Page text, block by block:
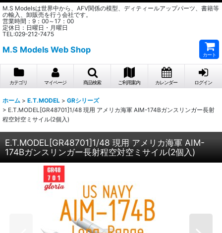
M.S Modelsは世界中から、AFV関係の模型、ディティールアップパーツ、書籍等
の輸入、卸販売を行う会社です。
営業時間：9：00～17：00
定休日：日曜日・月曜日
TEL:029-212-7475
M.S Models Web Shop
カート
カテゴリ マイページ 商品検索 ご利用案内 カレンダー ログイン
ホーム > E.T.MODEL > GRシリーズ
> E.T.MODEL[GR48701]1/48 現用 アメリカ海軍 AIM-174Bガンスリンガー長射
程空対空ミサイル(2個入)
E.T.MODEL[GR48701]1/48 現用 アメリカ海軍 AIM-
174Bガンスリンガー長射程空対空ミサイル(2個入)